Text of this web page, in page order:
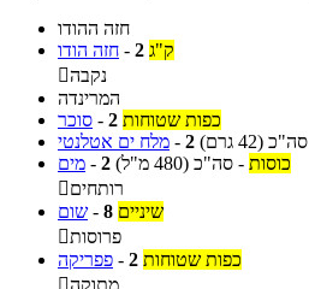
חזה ההודו
חזה הודו - 2 ק"ג
נקבה
המרינדה
סוכר - 2 כפות שטוחות
מלח ים אטלנטי - 2 סה"כ (42 גרם)
מים - 2 כוסות - סה"כ (480 מ"ל)
רותחים
שום - 8 שיניים
פרוסות
פפריקה - 2 כפות שטוחות